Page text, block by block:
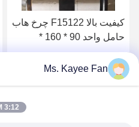
کیفیت بالا F15122 چرخ هاب
حامل واحد 90 * 160 *
125mm قطعات معدنی برای
ولوو
بهترین قیمت را دریافت کنید
Ms. Kayee Fan
3:12 AM